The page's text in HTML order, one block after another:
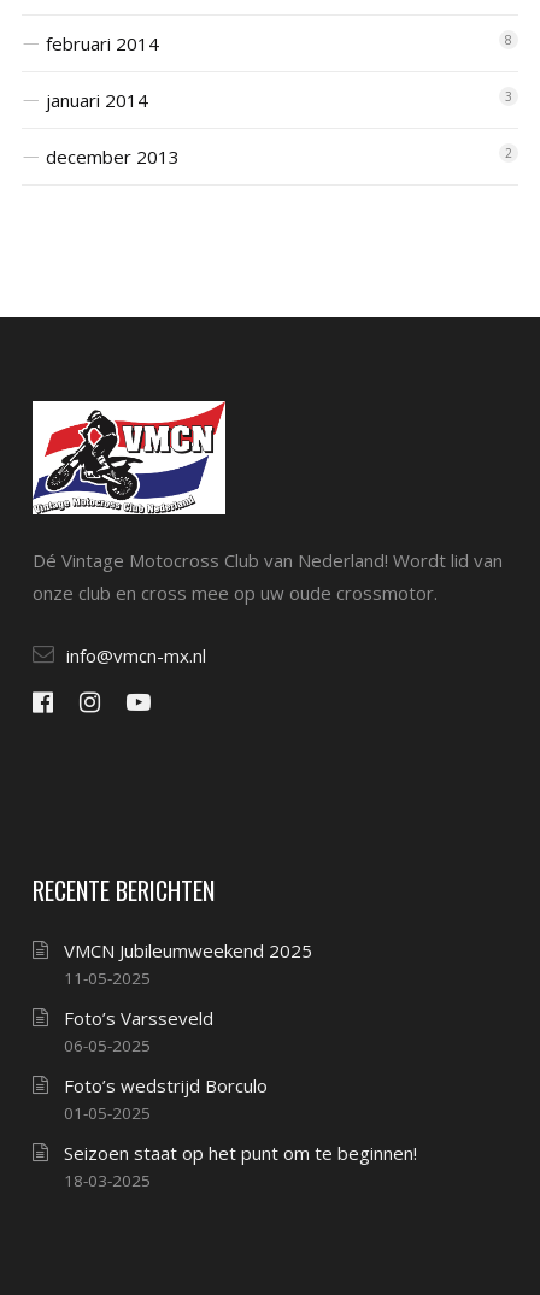
februari 2014 8
januari 2014 3
december 2013 2
Dé Vintage Motocross Club van Nederland! Wordt lid van
onze club en cross mee op uw oude crossmotor.
info@vmcn-mx.nl
RECENTE BERICHTEN
VMCN Jubileumweekend 2025
11-05-2025
Foto’s Varsseveld
06-05-2025
Foto’s wedstrijd Borculo
01-05-2025
Seizoen staat op het punt om te beginnen!
18-03-2025